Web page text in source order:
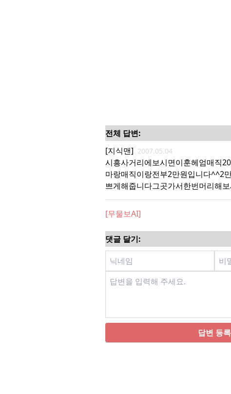
전체 답변:
[지식맨] 2007.05.04
시흥사거리에보시면이훈헤엄매직
마랑매직이랑전부2만원입니다^^2
쁘게해줍니다그곳가서한번머리해
[무물보AI]
댓글 달기:
답변 등록